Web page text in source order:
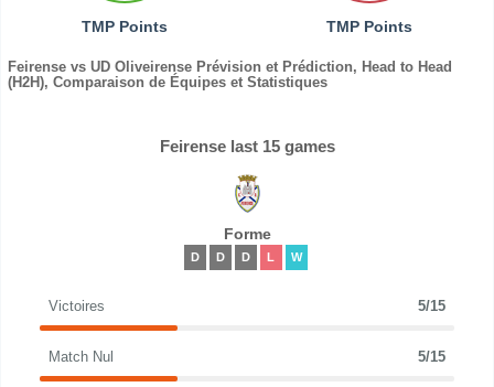
TMP Points TMP Points
Feirense vs UD Oliveirense Prévision et Prédiction, Head to Head
(H2H), Comparaison de Équipes et Statistiques
Feirense last 15 games
Forme
D D D L W
Victoires 5/15
Match Nul 5/15